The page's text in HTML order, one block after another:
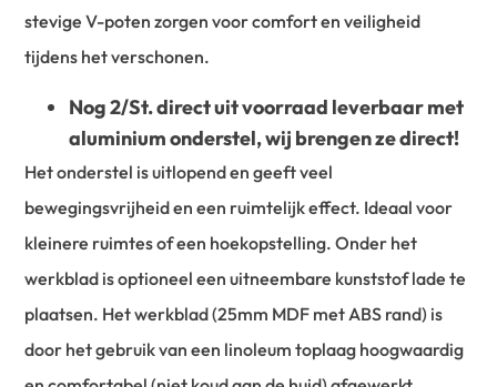
stevige V-poten zorgen voor comfort en veiligheid
tijdens het verschonen.
Nog 2/St. direct uit voorraad leverbaar met
aluminium onderstel, wij brengen ze direct!
Het onderstel is uitlopend en geeft veel
bewegingsvrijheid en een ruimtelijk effect. Ideaal voor
kleinere ruimtes of een hoekopstelling. Onder het
werkblad is optioneel een uitneembare kunststof lade te
plaatsen. Het werkblad (25mm MDF met ABS rand) is
door het gebruik van een linoleum toplaag hoogwaardig